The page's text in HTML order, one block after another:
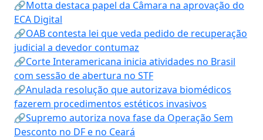
🔗Motta destaca papel da Câmara na aprovação do
ECA Digital
🔗OAB contesta lei que veda pedido de recuperação
judicial a devedor contumaz
🔗Corte Interamericana inicia atividades no Brasil
com sessão de abertura no STF
🔗Anulada resolução que autorizava biomédicos
fazerem procedimentos estéticos invasivos
🔗Supremo autoriza nova fase da Operação Sem
Desconto no DF e no Ceará